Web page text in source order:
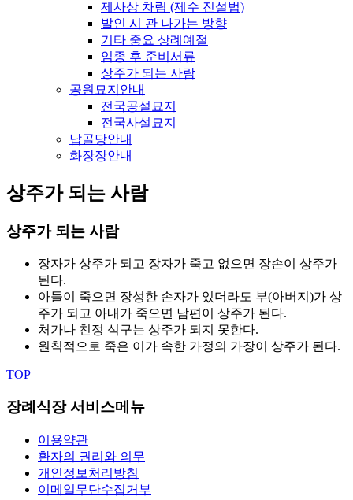
제사상 차림 (제수 진설법)
발인 시 관 나가는 방향
기타 중요 상례예절
임종 후 준비서류
상주가 되는 사람
공원묘지안내
전국공설묘지
전국사설묘지
납골당안내
화장장안내
상주가 되는 사람
상주가 되는 사람
장자가 상주가 되고 장자가 죽고 없으면 장손이 상주가
된다.
아들이 죽으면 장성한 손자가 있더라도 부(아버지)가 상
주가 되고 아내가 죽으면 남편이 상주가 된다.
처가나 친정 식구는 상주가 되지 못한다.
원칙적으로 죽은 이가 속한 가정의 가장이 상주가 된다.
TOP
장례식장 서비스메뉴
이용약관
환자의 권리와 의무
개인정보처리방침
이메일무단수집거부